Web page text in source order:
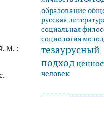
образование
русская
социальная
социология
тезаурусный
подход
человек
М. :